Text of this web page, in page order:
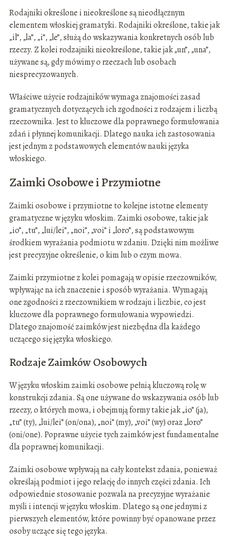
Rodajniki określone i nieokreślone są nieodłącznym
elementem włoskiej gramatyki. Rodajniki określone, takie jak
„il”, „la”, „i”, „le”, służą do wskazywania konkretnych osób lub
rzeczy. Z kolei rodzajniki nieokreślone, takie jak „un”, „una”,
używane są, gdy mówimy o rzeczach lub osobach
niesprecyzowanych.
Właściwe użycie rodzajników wymaga znajomości zasad
gramatycznych dotyczących ich zgodności z rodzajem i liczbą
rzeczownika. Jest to kluczowe dla poprawnego formułowania
zdań i płynnej komunikacji. Dlatego nauka ich zastosowania
jest jednym z podstawowych elementów nauki języka
włoskiego.
Zaimki Osobowe i Przymiotne
Zaimki osobowe i przymiotne to kolejne istotne elementy
gramatyczne w języku włoskim. Zaimki osobowe, takie jak
„io”, „tu”, „lui/lei”, „noi”, „voi” i „loro”, są podstawowym
środkiem wyrażania podmiotu w zdaniu. Dzięki nim możliwe
jest precyzyjne określenie, o kim lub o czym mowa.
Zaimki przymiotne z kolei pomagają w opisie rzeczowników,
wpływając na ich znaczenie i sposób wyrażania. Wymagają
one zgodności z rzeczownikiem w rodzaju i liczbie, co jest
kluczowe dla poprawnego formułowania wypowiedzi.
Dlatego znajomość zaimków jest niezbędna dla każdego
uczącego się języka włoskiego.
Rodzaje Zaimków Osobowych
W języku włoskim zaimki osobowe pełnią kluczową rolę w
konstrukcji zdania. Są one używane do wskazywania osób lub
rzeczy, o których mowa, i obejmują formy takie jak „io” (ja),
„tu” (ty), „lui/lei” (on/ona), „noi” (my), „voi” (wy) oraz „loro”
(oni/one). Poprawne użycie tych zaimków jest fundamentalne
dla poprawnej komunikacji.
Zaimki osobowe wpływają na cały kontekst zdania, ponieważ
określają podmiot i jego relację do innych części zdania. Ich
odpowiednie stosowanie pozwala na precyzyjne wyrażanie
myśli i intencji w języku włoskim. Dlatego są one jednymi z
pierwszych elementów, które powinny być opanowane przez
osoby uczące się tego języka.